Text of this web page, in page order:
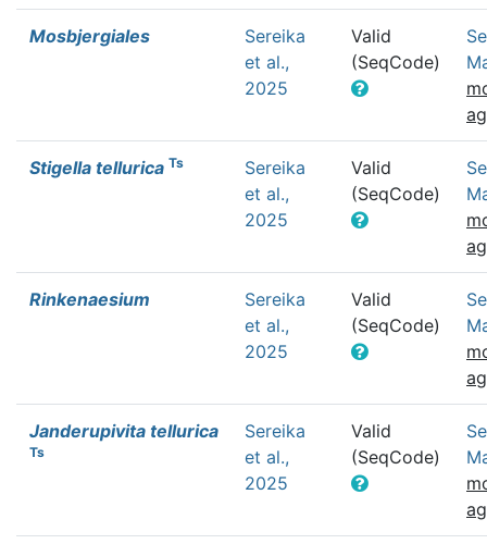
Mosbjergiales
Sereika
et al.,
2025
Valid
(SeqCode)
Stigella tellurica Ts
Sereika
et al.,
2025
Valid
(SeqCode)
Rinkenaesium
Sereika
et al.,
2025
Valid
(SeqCode)
Janderupivita tellurica
Ts
Sereika
et al.,
2025
Valid
(SeqCode)